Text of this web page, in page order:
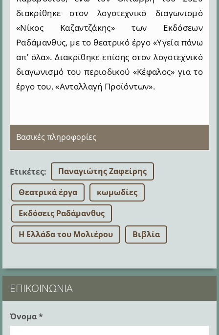
διακρίθηκε στον λογοτεχνικό διαγωνισμό
«Νίκος Καζαντζάκης» των Εκδόσεων
Ραδάμανθυς, με το θεατρικό έργο «Υγεία πάνω
απ’ όλα». Διακρίθηκε επίσης στον λογοτεχνικό
διαγωνισμό του περιοδικού «Κέφαλος» για το
έργο του, «Ανταλλαγή Προϊόντων».
Βασικές πληροφορίες
Ετικέτες:
Παναγιώτης Ζαφείρης
Θεατρικά έργα
κωμωδίες
Εκδόσεις Ραδάμανθυς
Η Ελλάδα του Μολιέρου
Βιβλία
ΕΠΙΚΟΙΝΩΝΊΑ
Όνομα *